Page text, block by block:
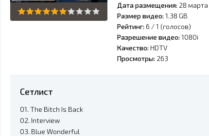
Дата размещения: 28 марта
Размер видео: 1.38 GB
Рейтинг: 6 /1 (голосов)
Разрешение видео: 1080i
Качество: HDTV
Просмотры: 263
Сетлист
01. The Bitch Is Back
02. Interview
03. Blue Wonderful